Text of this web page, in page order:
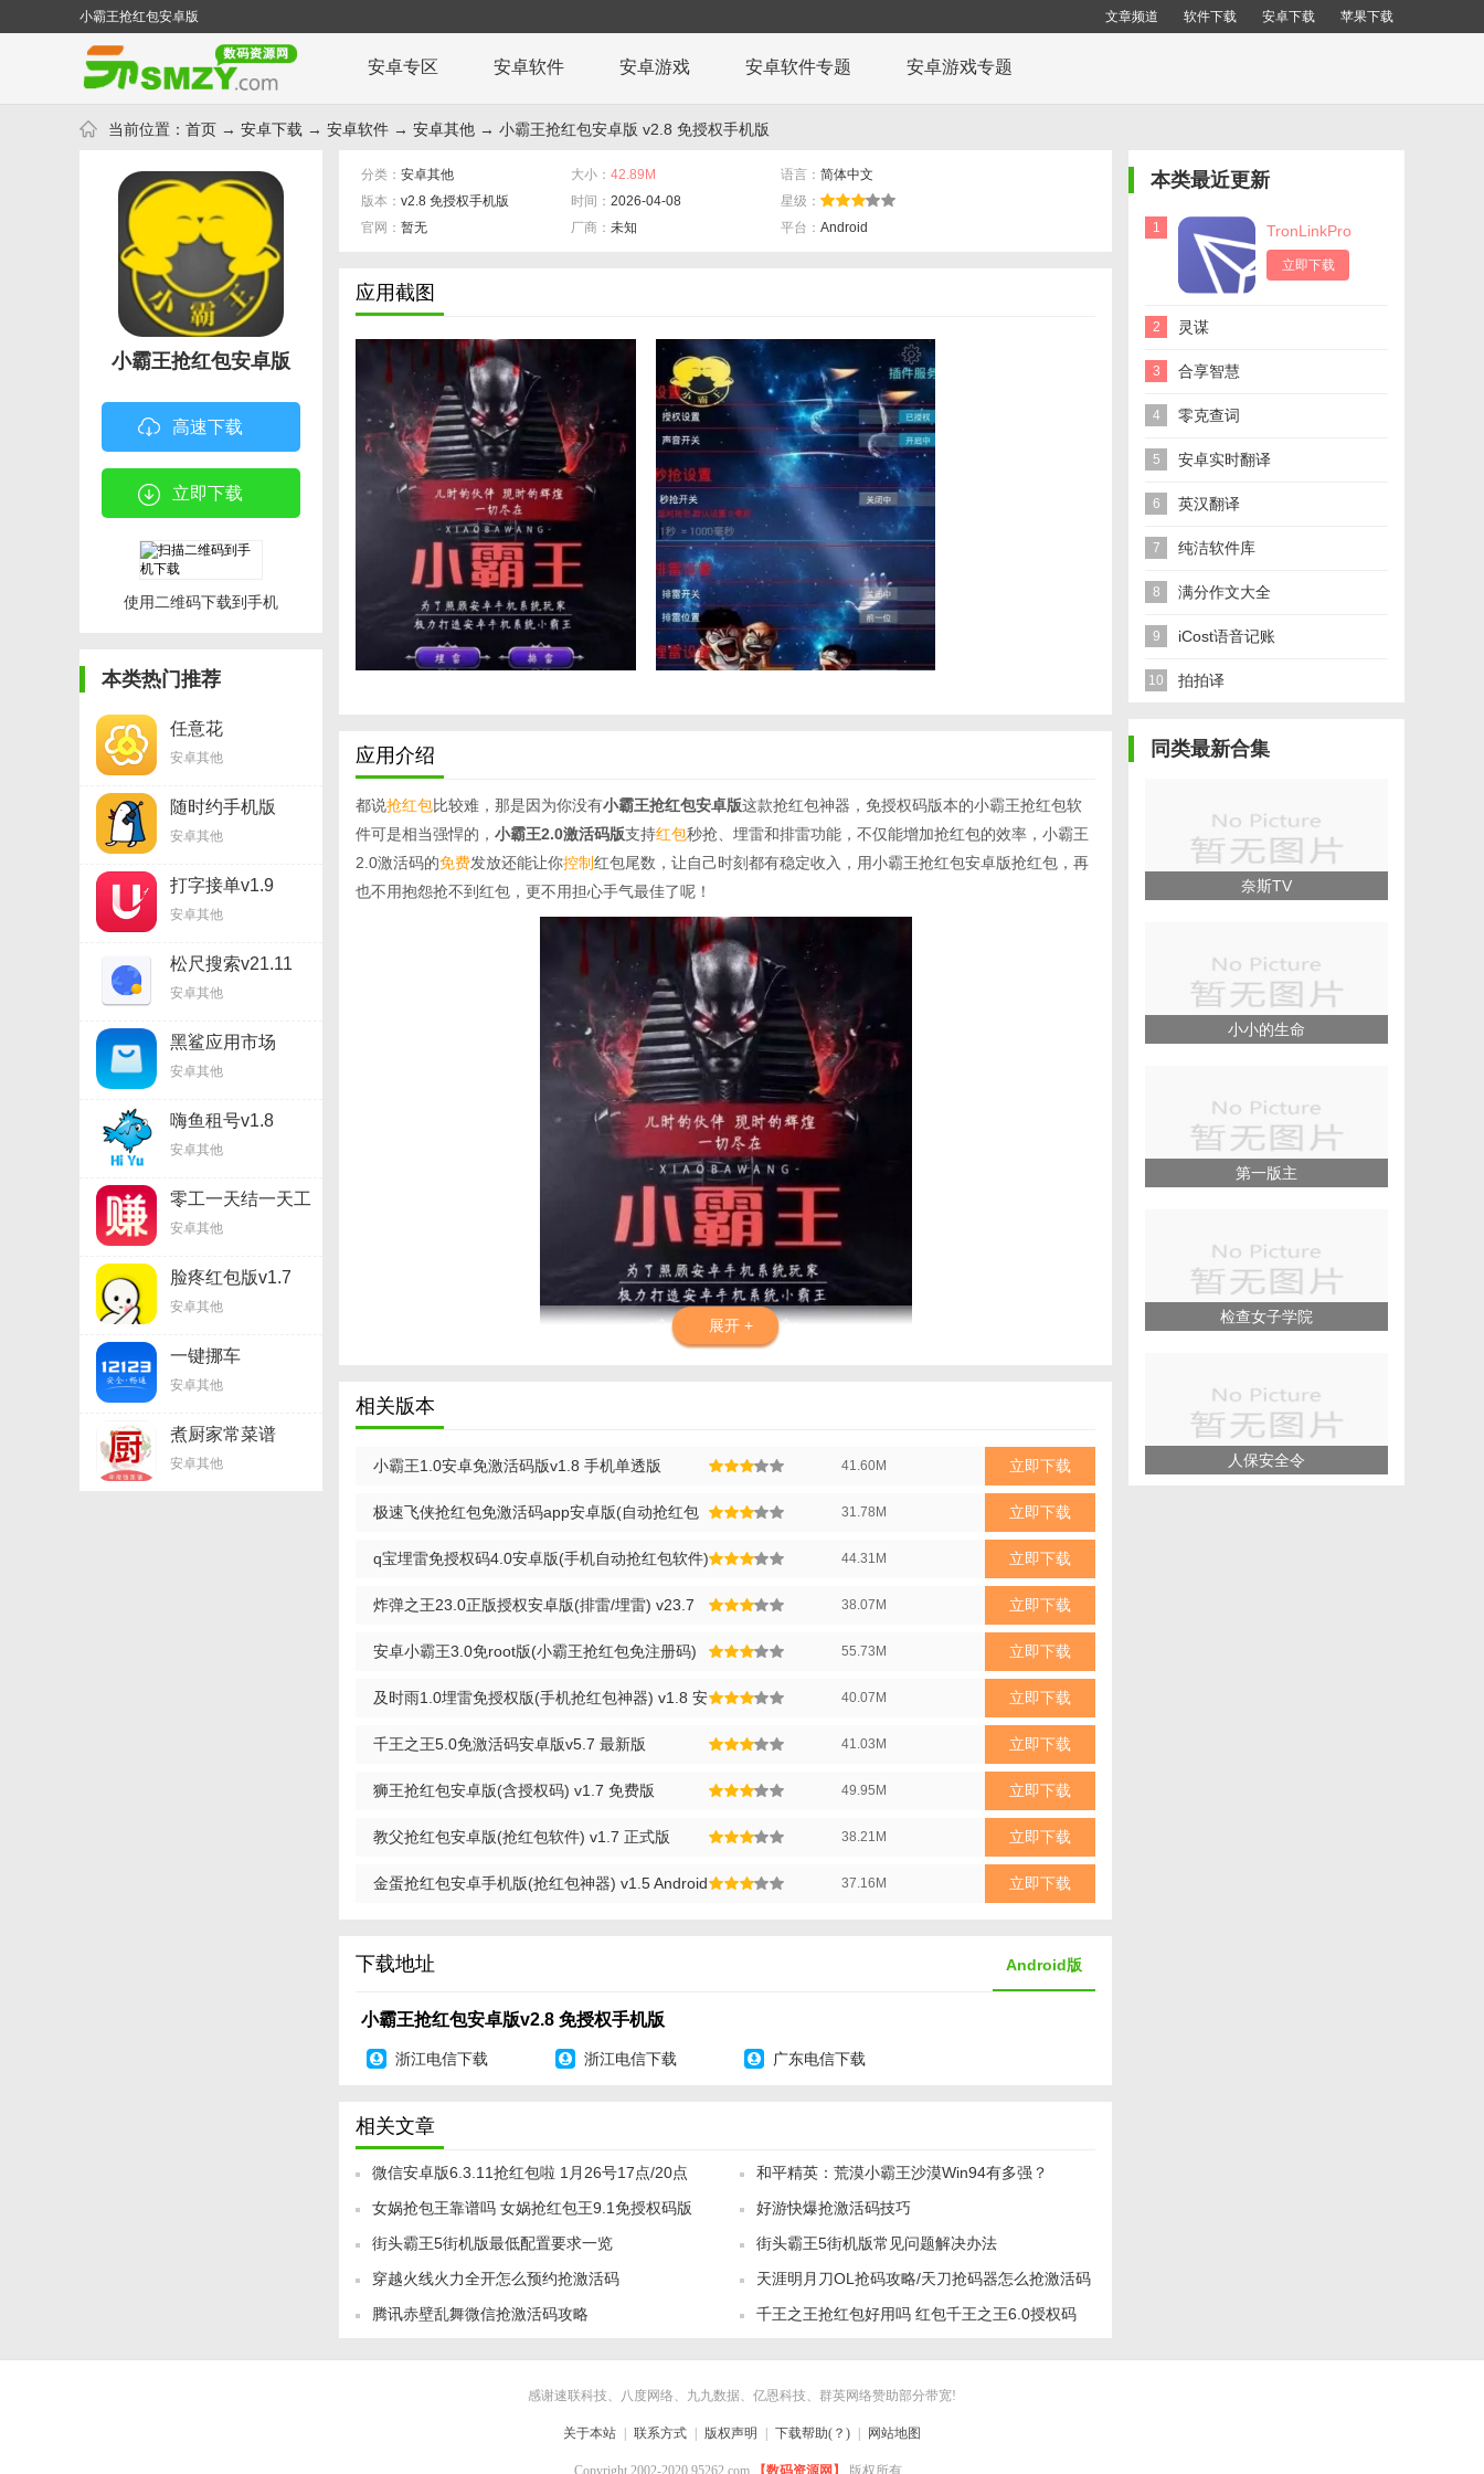
小霸王抢红包安卓版 文章频道 软件下载 安卓下载 苹果下载
安卓专区 安卓软件 安卓游戏 安卓软件专题 安卓游戏专题
当前位置： 首页 → 安卓下载 → 安卓软件 → 安卓其他 → 小霸王抢红包安卓版 v2.8 免授权手机版
小霸王抢红包安卓版
高速下载
立即下载
使用二维码下载到手机
本类热门推荐
任意花
APPv3.18.8
安卓其他
随时约手机版
v2.9.1
安卓其他
打字接单v1.9
安卓其他
松尺搜索v21.11
安卓其他
黑鲨应用市场
v1.22.00
安卓其他
嗨鱼租号v1.8
安卓其他
零工一天结一天工
资300v1.8
安卓其他
脸疼红包版v1.7
安卓其他
一键挪车
12123v2.13.8
安卓其他
煮厨家常菜谱
v1.8.0
安卓其他
分类： 安卓其他 大小： 42.89M 语言： 简体中文
版本： v2.8 免授权手机版 时间： 2026-04-08
星级：
官网： 暂无 厂商： 未知 平台： Android
应用截图
应用介绍
都说抢红包比较难，那是因为你没有小霸王抢红包安卓版这款抢红包神器，免授权码版本的小霸王抢红包软
件可是相当强悍的， 小霸王2.0激活码版支持红包秒抢、埋雷和排雷功能，不仅能增加抢红包的效率，小霸王
2.0激活码的免费发放还能让你控制红包尾数，让自己时刻都有稳定收入，用小霸王抢红包安卓版抢红包，再
也不用抱怨抢不到红包，更不用担心手气最佳了呢！
1.埋雷小号抢头，手动转包。大号收尾。完美
2.大小手动转包。永远不会输。
5.红包转到群外，暴力抢包，备注，护群都失效。
6.手动转包功能。适用于任何红包玩法。
[download]294886,294848[/download]
展开 +
相关版本
小霸王1.0安卓免激活码版v1.8 手机单透版 41.60M 立即下载
极速飞侠抢红包免激活码app安卓版(自动抢红包
神器) v1.6 手机版
31.78M 立即下载
q宝埋雷免授权码4.0安卓版(手机自动抢红包软件)
v4.8 最新版
44.31M 立即下载
炸弹之王23.0正版授权安卓版(排雷/埋雷) v23.7
最新版
38.07M 立即下载
安卓小霸王3.0免root版(小霸王抢红包免注册码)
v3.8 单透版
55.73M 立即下载
及时雨1.0埋雷免授权版(手机抢红包神器) v1.8 安
卓版
40.07M 立即下载
千王之王5.0免激活码安卓版v5.7 最新版 41.03M 立即下载
狮王抢红包安卓版(含授权码) v1.7 免费版 49.95M 立即下载
教父抢红包安卓版(抢红包软件) v1.7 正式版 38.21M 立即下载
金蛋抢红包安卓手机版(抢红包神器) v1.5 Android 37.16M 立即下载
下载地址 Android版
小霸王抢红包安卓版v2.8 免授权手机版
浙江电信下载 浙江电信下载 广东电信下载
相关文章
微信安卓版6.3.11抢红包啦 1月26号17点/20点
和平精英：荒漠小霸王沙漠Win94有多强？
女娲抢包王靠谱吗 女娲抢红包王9.1免授权码版
在哪里下载
好游快爆抢激活码技巧
街头霸王5街机版最低配置要求一览
街头霸王5街机版常见问题解决办法
穿越火线火力全开怎么预约抢激活码
天涯明月刀OL抢码攻略/天刀抢码器怎么抢激活码
腾讯赤壁乱舞微信抢激活码攻略
千王之王抢红包好用吗 红包千王之王6.0授权码
怎么获得
本类最近更新
1 TronLinkPro
立即下载
2 灵谋
3 合享智慧
4 零克查词
5 安卓实时翻译
6 英汉翻译
7 纯洁软件库
8 满分作文大全
9 iCost语音记账
10 拍拍译
同类最新合集
奈斯TV
小小的生命
第一版主
检查女子学院
人保安全令
感谢速联科技、八度网络、九九数据、亿恩科技、群英网络赞助部分带宽!
关于本站 联系方式 版权声明 下载帮助(？) 网站地图
Copyright 2002-2020 95262.com 【数码资源网】 版权所有